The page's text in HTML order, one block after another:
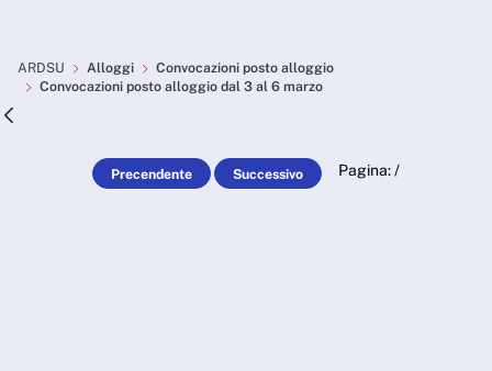
Convocazioni posto
ARDSU Alloggi
Convocazioni posto alloggio
Convocazioni posto alloggio dal 3 al 6 marzo
Precendente Successivo Pagina:/